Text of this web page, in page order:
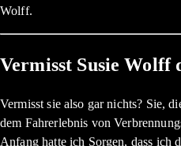
Wolff.
Vermisst Susie Wolff
Vermisst sie also gar nichts? Sie,
dem Fahrerlebnis von
Anfang hatte ich Sorgen, dass ich